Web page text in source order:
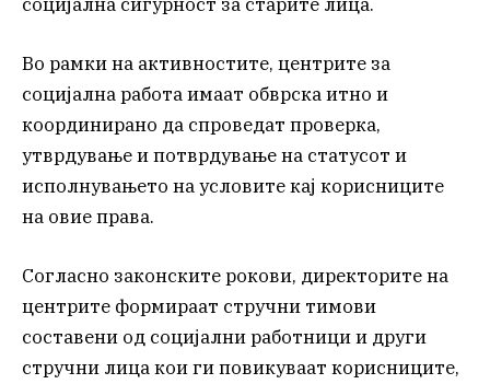
Во рамки на активностите, центрите за
социјална работа имаат обврска итно и
координирано да спроведат проверка,
утврдување и потврдување на статусот и
исполнувањето на условите кај корисниците
на овие права.
Согласно законските рокови, директорите на
центрите формираат стручни тимови
составени од социјални работници и други
стручни лица кои ги повикуваат корисниците,